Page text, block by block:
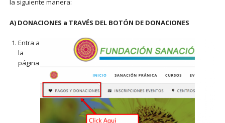
la siguiente manera:
A) DONACIONES a TRAVÉS DEL BOTÓN DE DONACIONES
Entra a
la
página